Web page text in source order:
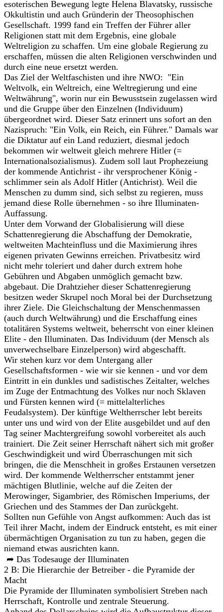
esoterischen Bewegung legte Helena Blavatsky, russische
Okkultistin und auch Gründerin der Theosophischen
Gesellschaft. 1999 fand ein Treffen der Führer aller
Religionen statt mit dem Ergebnis, eine globale
Weltreligion zu schaffen. Um eine globale Regierung zu
erschaffen, müssen die alten Religionen verschwinden und
durch eine neue ersetzt werden.
Das Ziel der Weltfaschisten und ihre NWO: "Ein
Weltvolk, ein Weltreich, eine Weltregierung und eine
Weltwährung", worin nur ein Bewusstsein zugelassen wird
und die Gruppe über den Einzelnen (Individuum)
übergeordnet wird. Dieser Satz erinnert uns sofort an den
Nazispruch: "Ein Volk, ein Reich, ein Führer." Damals war
die Diktatur auf ein Land reduziert, diesmal jedoch
bekommen wir weltweit gleich mehrere Hitler (=
Internationalsozialismus). Zudem soll laut Prophezeiung
der kommende Antichrist - ihr versprochener König -
schlimmer sein als Adolf Hitler (Antichrist). Weil die
Menschen zu dumm sind, sich selbst zu regieren, muss
jemand diese Rolle übernehmen - so ihre Illuminaten-
Auffassung.
Unter dem Vorwand der Globalisierung will diese
Schattenregierung die Abschaffung der Demokratie,
weltweiten Machteinfluss und die Maximierung ihres
eigenen privaten Gewinns erreichen. Privatbesitz wird
nicht mehr toleriert und daher durch extrem hohe
Gebühren und Abgaben unmöglich gemacht bzw.
abgebaut. Die Drahtzieher dieser Schattenregierung
besitzen weder Skrupel noch Moral bei der Durchsetzung
ihrer Ziele. Die Gleichschaltung der Menschenmassen
(auch durch Weltwährung) und die Erschaffung eines
totalitären Systems weltweit, beherrscht von einer kleinen
Elite - den Illuminaten. Das Individuum (der Mensch als
unverwechselbare Einzelperson) wird abgeschafft.
Wir stehen kurz vor dem Untergang aller
Gesellschaftsformen - wie wir sie kennen - und vor dem
Eintritt in ein dunkles und sadistisches Zeitalter, welches
im Zuge der Entmachtung des Volkes nur noch Sklaven
und Fürsten kennen wird (= mittelalterliches
Feudalsystem). Der künftige Weltherrscher lebt bereits
unter uns und wird von der Elite ausgebildet und auf den
Tag seiner Machtergreifung sowohl vorbereitet als auch
trainiert. Die Zeit seiner Herrschaft nähert sich mit großer
Geschwindigkeit und wird Überraschungen mit sich
bringen, die die Menschheit in großes Erstaunen versetzen
wird. Der kommende Weltherrscher entstammt jener
mächtigen Blutlinie, welche auf die Zeiten der
Merowinger, Sigambrier, des Römischen Imperiums, der
Griechen und des Stammes der Dan zurückgeht.
Sollten nun Gefühle von Angst aufkommen: Auch das ist
Teil ihrer Macht, indem der Eindruck entsteht, es mit einer
übermächtigen Organisation zu tun zu haben, gegen die
niemand etwas ausrichten kann.
➦ Das Todesauge der Illuminaten
2 B: Die Hierarchie der Betreiber - die Pyramide der
Macht
Die Pyramide der Illuminaten symbolisiert Streben nach
Herrschaft, Kontrolle und zentrale Steuerung.